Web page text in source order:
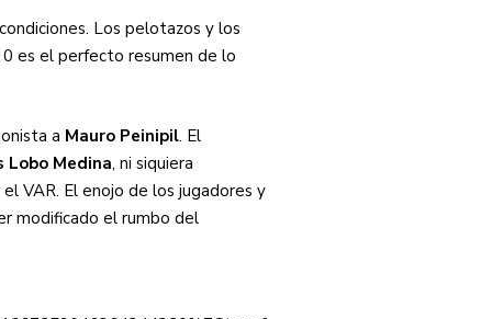
Los pelotazos y los
es el perfecto resumen de lo
a Mauro Peinipil. El
Lobo Medina, ni siquiera
VAR. El enojo de los jugadores y
modificado el rumbo del